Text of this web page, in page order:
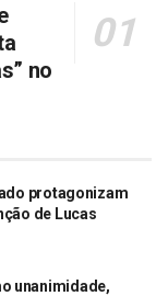
no
protagonizam
de Lucas
unanimidade,